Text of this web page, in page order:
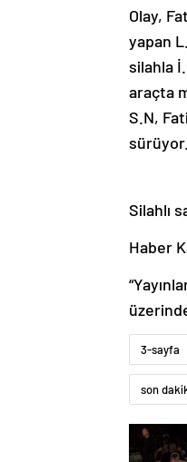
Olay,
yapan
silahla
araçta
S.N,
sürüyor.
Silahlı
Haber
3-sayfa
son